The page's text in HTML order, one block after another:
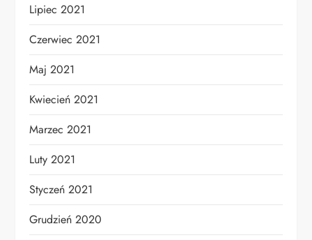
Lipiec 2021
Czerwiec 2021
Maj 2021
Kwiecień 2021
Marzec 2021
Luty 2021
Styczeń 2021
Grudzień 2020